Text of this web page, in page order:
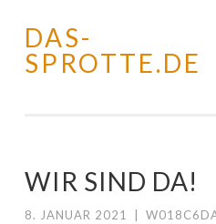
Springe
zum
DAS-
SPROTTE.DE
WIR SIND DA!
8. JANUAR 2021